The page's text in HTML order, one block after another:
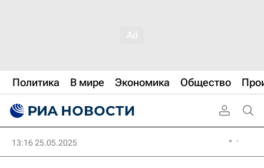
Политика В мире Экономика Общество
13:16 25.05.2025